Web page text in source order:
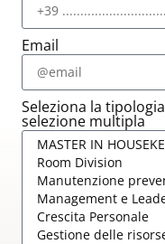
Email
Seleziona la
selezione multipla